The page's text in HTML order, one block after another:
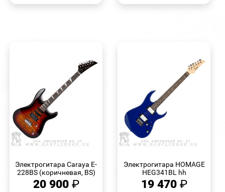
Электрогитара Caraya E-
228BS (коричневая, BS)
20 900 ₽
Электрогитара HOMAGE
HEG341BL hh
19 470 ₽